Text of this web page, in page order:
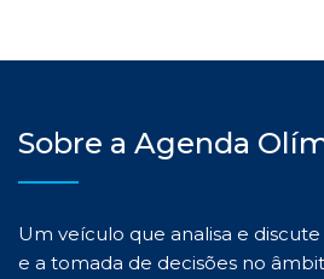
Sobre a Agenda
Um veículo que analisa e
e a tomada de decisões no